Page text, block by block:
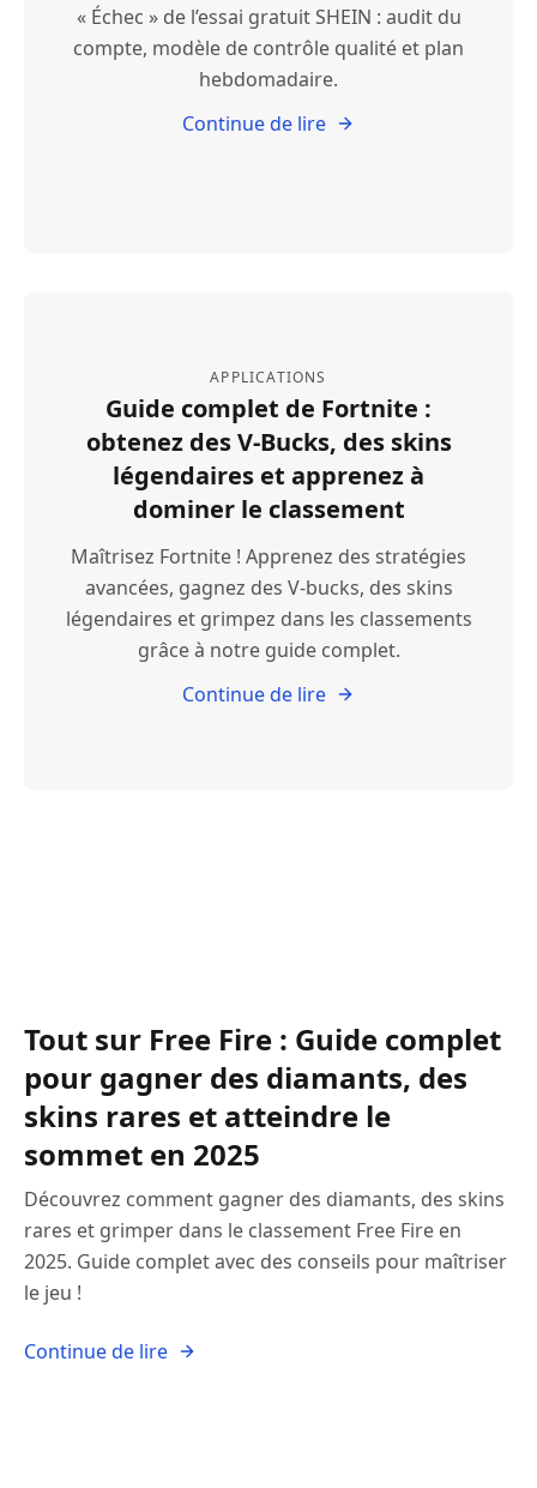
« Échec » de l’essai gratuit SHEIN : audit du
compte, modèle de contrôle qualité et plan
hebdomadaire.
Continue de lire
APPLICATIONS
Guide complet de Fortnite :
obtenez des V-Bucks, des skins
légendaires et apprenez à
dominer le classement
Maîtrisez Fortnite ! Apprenez des stratégies
avancées, gagnez des V-bucks, des skins
légendaires et grimpez dans les classements
grâce à notre guide complet.
Continue de lire
Tout sur Free Fire : Guide complet
pour gagner des diamants, des
skins rares et atteindre le
sommet en 2025
Découvrez comment gagner des diamants, des skins
rares et grimper dans le classement Free Fire en
2025. Guide complet avec des conseils pour maîtriser
le jeu !
Continue de lire